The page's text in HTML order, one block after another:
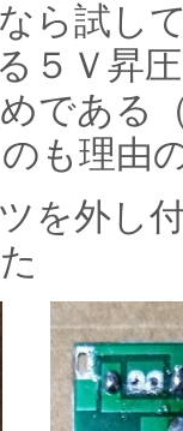
ら試し
５Ｖ昇
である
も理由
を外し